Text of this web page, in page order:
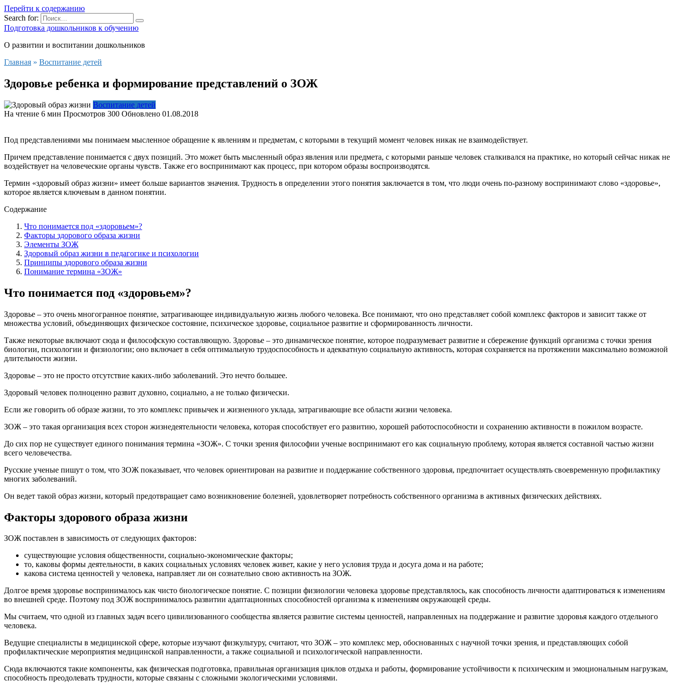
Перейти к содержанию
Search for:
Подготовка дошкольников к обучению
О развитии и воспитании дошкольников
Главная » Воспитание детей
Здоровье ребенка и формирование представлений о ЗОЖ
Воспитание детей
На чтение 6 мин Просмотров 300 Обновлено 01.08.2018
Под представлениями мы понимаем мысленное обращение к явлениям и предметам, с которыми в текущий момент человек никак не взаимодействует.
Причем представление понимается с двух позиций. Это может быть мысленный образ явления или предмета, с которыми раньше человек сталкивался на практике, но который сейчас никак не
воздействует на человеческие органы чувств. Также его воспринимают как процесс, при котором образы воспроизводятся.
Термин «здоровый образ жизни» имеет больше вариантов значения. Трудность в определении этого понятия заключается в том, что люди очень по-разному воспринимают слово «здоровье»,
которое является ключевым в данном понятии.
Содержание
Что понимается под «здоровьем»?
Факторы здорового образа жизни
Элементы ЗОЖ
Здоровый образ жизни в педагогике и психологии
Принципы здорового образа жизни
Понимание термина «ЗОЖ»
Что понимается под «здоровьем»?
Здоровье – это очень многогранное понятие, затрагивающее индивидуальную жизнь любого человека. Все понимают, что оно представляет собой комплекс факторов и зависит также от
множества условий, объединяющих физическое состояние, психическое здоровье, социальное развитие и сформированность личности.
Также некоторые включают сюда и философскую составляющую. Здоровье – это динамическое понятие, которое подразумевает развитие и сбережение функций организма с точки зрения
биологии, психологии и физиологии; оно включает в себя оптимальную трудоспособность и адекватную социальную активность, которая сохраняется на протяжении максимально возможной
длительности жизни.
Здоровье – это не просто отсутствие каких-либо заболеваний. Это нечто большее.
Здоровый человек полноценно развит духовно, социально, а не только физически.
Если же говорить об образе жизни, то это комплекс привычек и жизненного уклада, затрагивающие все области жизни человека.
ЗОЖ – это такая организация всех сторон жизнедеятельности человека, которая способствует его развитию, хорошей работоспособности и сохранению активности в пожилом возрасте.
До сих пор не существует единого понимания термина «ЗОЖ». С точки зрения философии ученые воспринимают его как социальную проблему, которая является составной частью жизни
всего человечества.
Русские ученые пишут о том, что ЗОЖ показывает, что человек ориентирован на развитие и поддержание собственного здоровья, предпочитает осуществлять своевременную профилактику
многих заболеваний.
Он ведет такой образ жизни, который предотвращает само возникновение болезней, удовлетворяет потребность собственного организма в активных физических действиях.
Факторы здорового образа жизни
ЗОЖ поставлен в зависимость от следующих факторов:
существующие условия общественности, социально-экономические факторы;
то, каковы формы деятельности, в каких социальных условиях человек живет, какие у него условия труда и досуга дома и на работе;
какова система ценностей у человека, направляет ли он сознательно свою активность на ЗОЖ.
Долгое время здоровье воспринималось как чисто биологическое понятие. С позиции физиологии человека здоровье представлялось, как способность личности адаптироваться к изменениям
во внешней среде. Поэтому под ЗОЖ воспринималось развитии адаптационных способностей организма к изменениям окружающей среды.
Мы считаем, что одной из главных задач всего цивилизованного сообщества является развитие системы ценностей, направленных на поддержание и развитие здоровья каждого отдельного
человека.
Ведущие специалисты в медицинской сфере, которые изучают физкультуру, считают, что ЗОЖ – это комплекс мер, обоснованных с научной точки зрения, и представляющих собой
профилактические мероприятия медицинской направленности, а также социальной и психологической направленности.
Сюда включаются такие компоненты, как физическая подготовка, правильная организация циклов отдыха и работы, формирование устойчивости к психическим и эмоциональным нагрузкам,
способность преодолевать трудности, которые связаны с сложными экологическими условиями.